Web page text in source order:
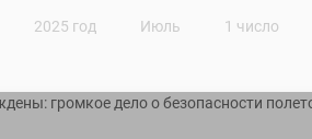
2025 год Июль 1 число